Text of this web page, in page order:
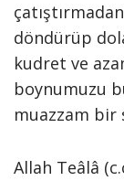
döndürüp
kudret ve
boynumuzu
muazzam bir
Allah Teâlâ